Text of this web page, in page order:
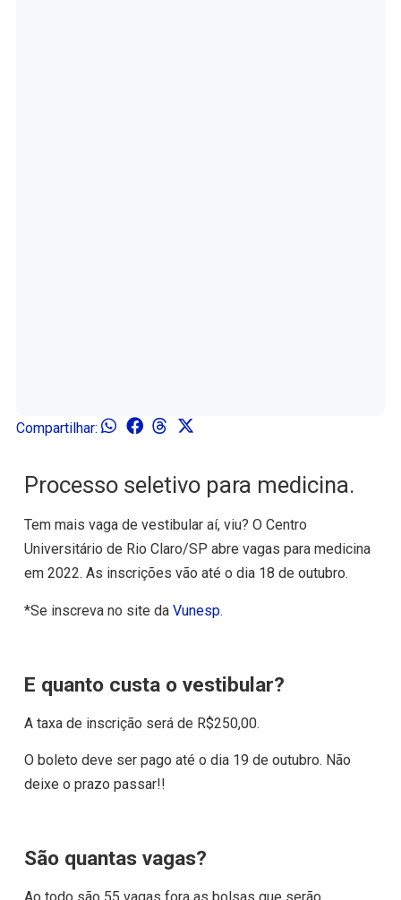
Compartilhar:
Processo seletivo para medicina.
Tem mais vaga de vestibular aí, viu? O Centro
Universitário de Rio Claro/SP abre vagas para medicina
em 2022. As inscrições vão até o dia 18 de outubro.
*Se inscreva no site da Vunesp.
E quanto custa o vestibular?
A taxa de inscrição será de R$250,00.
O boleto deve ser pago até o dia 19 de outubro. Não
deixe o prazo passar!!
São quantas vagas?